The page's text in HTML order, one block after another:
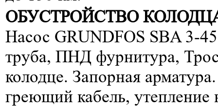
ОБУСТРОЙСТВО
Насос GRUNDFOS SBA 3-
труба, ПНД фурнитура,
колодце. Запорная
греющий кабель,